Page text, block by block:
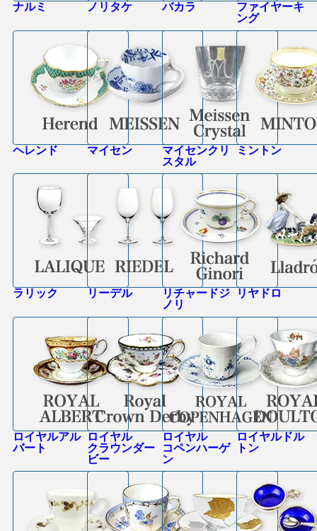
ナルミ ノリタケ バカラ
ファイヤーキ
ング
ヘレンド マイセン
マイセンクリ
スタル
ミントン
ラリック リーデル
リチャードジ
ノリ
リヤドロ
ロイヤルアル
バート
ロイヤル
クラウンダー
ビー
ロイヤル
コペンハーゲ
ン
ロイヤルドル
トン